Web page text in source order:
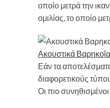
οποίο μετρά την
ομιλίας, το οποίο
Ακουστικά
Εάν τα
διαφορετικούς
Οι πιο